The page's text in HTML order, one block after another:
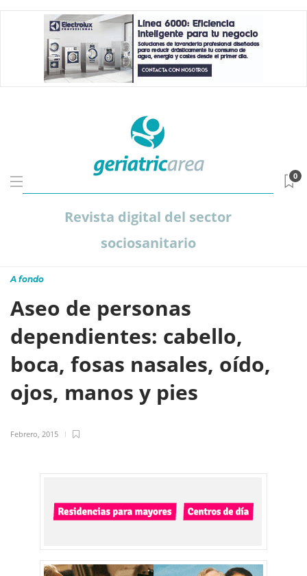
Revista digital del sector
sociosanitario
0
A fondo
Aseo de personas
dependientes: cabello,
boca, fosas nasales, oído,
ojos, manos y pies
Febrero, 2015